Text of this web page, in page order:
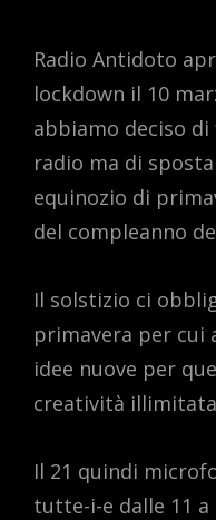
Radio Antidoto
lockdown il 10
abbiamo deciso
radio ma di
equinozio di
del compleanno
Il solstizio ci
primavera per cui
idee nuove per
creatività
Il 21 quindi
tutte-i-e dalle 11